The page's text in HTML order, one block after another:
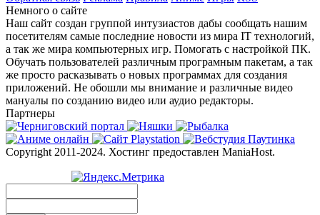
Немного о сайте
Наш сайт создан группой интузиастов дабы сообщать нашим
посетителям самые последние новости из мира IT технологий,
а так же мира компьютерных игр. Помогать с настройкой ПК.
Обучать пользователей различным програмным пакетам, а так
же просто расказывать о новых программах для создания
приложений. Не обошли мы внимание и различные видео
мануалы по созданию видео или аудио редакторы.
Партнеры
Copyright 2011-2024. Хостинг предоставлен ManiaHost.